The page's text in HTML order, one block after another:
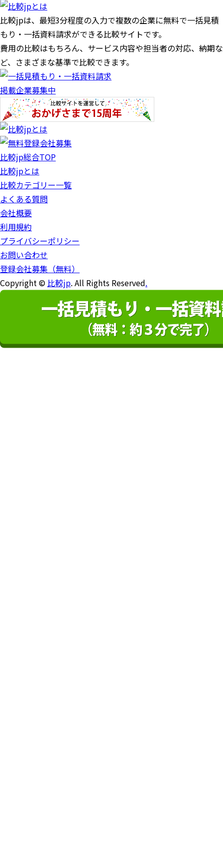
比較jpは、 最短3分程度の入力で複数の企業に無料で一括見積
もり・一括資料請求ができる比較サイトです。
費用の比較はもちろん、サービス内容や担当者の対応、納期な
ど、さまざまな基準で比較できます。
掲載企業募集中
比較jp総合TOP
比較jpとは
比較カテゴリー一覧
よくある質問
会社概要
利用規約
プライバシーポリシー
お問い合わせ
登録会社募集（無料）
Copyright ©比較jp. All Rights Reserved.